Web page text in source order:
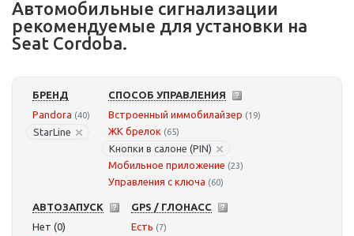
Автомобильные сигнализации
рекомендуемые для установки на
Seat Cordoba.
БРЕНД
Pandora (40)
StarLine
СПОСОБ УПРАВЛЕНИЯ
Встроенный иммобилайзер (19)
ЖК брелок (65)
Кнопки в салоне (PIN)
Мобильное приложение (23)
Управления с ключа (60)
АВТОЗАПУСК
Нет (0)
GPS / ГЛОНАСС
Есть (7)